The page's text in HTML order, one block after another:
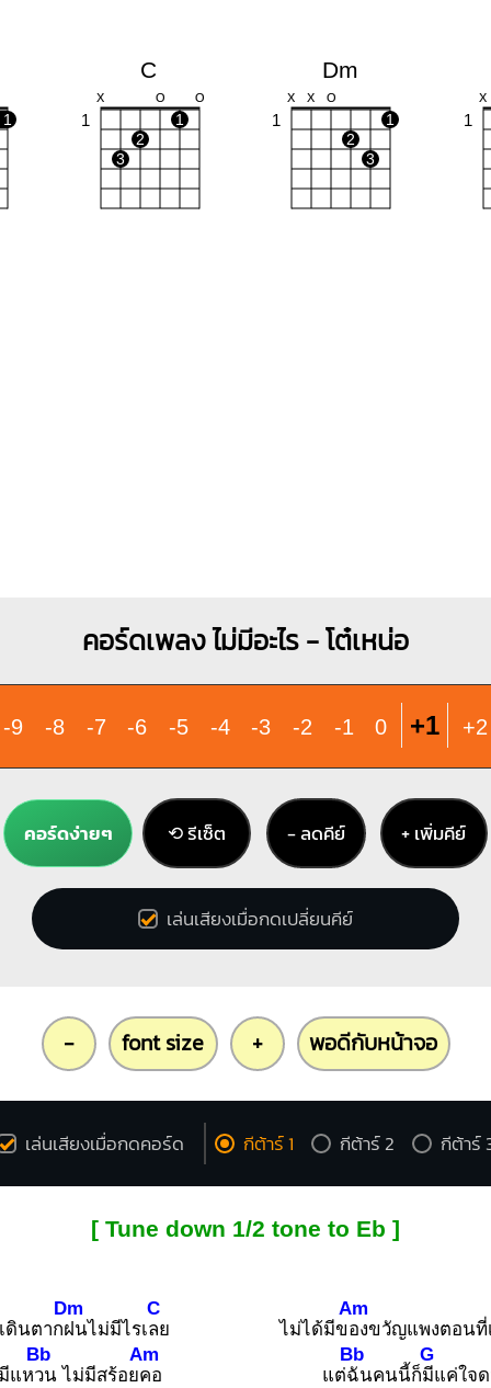
1
C
X O O
1
1
2
3
Dm
X X O
1
1
2
3
X
1
คอร์ดเพลง ไม่มีอะไร - โต๋เหน่อ
-9 -8 -7 -6 -5 -4 -3 -2 -1 0 +1 +2
คอร์ดง่ายๆ ⟲ รีเซ็ต − ลดคีย์ + เพิ่มคีย์
เล่นเสียงเมื่อกดเปลี่ยนคีย์
- font size + พอดีกับหน้าจอ
เล่นเสียงเมื่อกดคอร์ด กีต้าร์ 1 กีต้าร์ 2 กีต้าร์
[ Tune down 1/2 tone to Eb ]
ดินตาก
Dm
ฝนไม่มีไรเ
C
ลย
แห
Bb
วน ไม่มีสร้อย
Am
คอ
ไม่ได้มีข
Am
องขวัญแพงตอนที่
แต่
Bb
ฉันคนนี้ก็
G
มีแค่ใจด